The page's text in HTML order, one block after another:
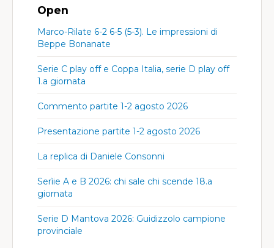
Open
Marco-Rilate 6-2 6-5 (5-3). Le impressioni di
Beppe Bonanate
Serie C play off e Coppa Italia, serie D play off
1.a giornata
Commento partite 1-2 agosto 2026
Presentazione partite 1-2 agosto 2026
La replica di Daniele Consonni
Serìie A e B 2026: chi sale chi scende 18.a
giornata
Serie D Mantova 2026: Guidizzolo campione
provinciale